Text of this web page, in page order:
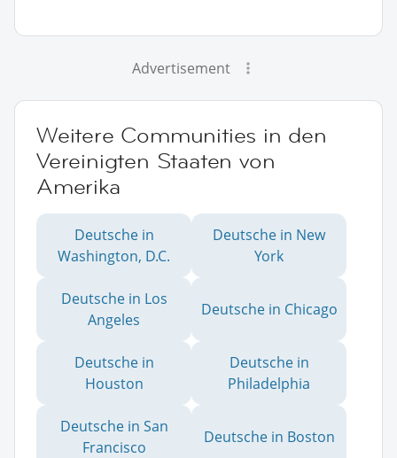
Advertisement
Weitere Communities in den
Vereinigten Staaten von
Amerika
Deutsche in
Washington, D.C.
Deutsche in New
York
Deutsche in Los
Angeles
Deutsche in Chicago
Deutsche in
Houston
Deutsche in
Philadelphia
Deutsche in San
Francisco
Deutsche in Boston